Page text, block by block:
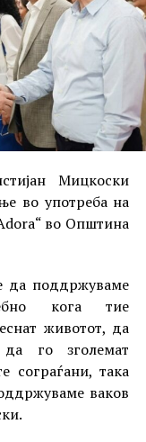
Мицкоски
во употреба на
во Општина
да поддржуваме
кога тие
животот, да
го зголемат
сограѓани, така
ваков